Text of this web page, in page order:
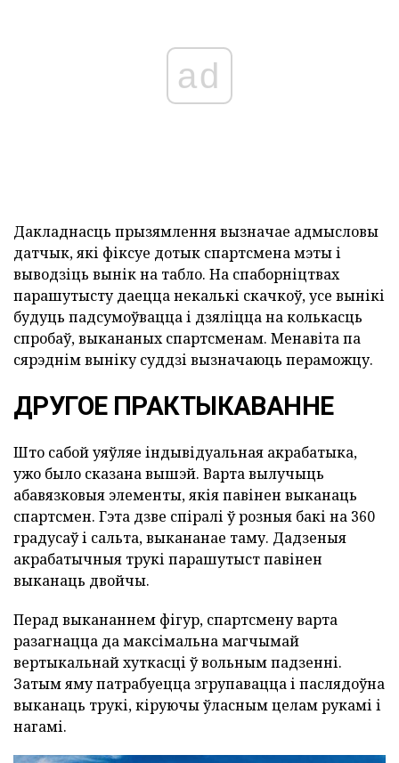
ad
Дакладнасць прызямлення вызначае адмысловы
датчык, які фіксуе дотык спартсмена мэты і
выводзіць вынік на табло. На спаборніцтвах
парашутысту даецца некалькі скачкоў, усе вынікі
будуць падсумоўвацца і дзяліцца на колькасць
спробаў, выкананых спартсменам. Менавіта па
сярэднім выніку суддзі вызначаюць пераможцу.
ДРУГОЕ ПРАКТЫКАВАННЕ
Што сабой уяўляе індывідуальная акрабатыка,
ужо было сказана вышэй. Варта вылучыць
абавязковыя элементы, якія павінен выканаць
спартсмен. Гэта дзве спіралі ў розныя бакі на 360
градусаў і сальта, выкананае таму. Дадзеныя
акрабатычныя трукі парашутыст павінен
выканаць двойчы.
Перад выкананнем фігур, спартсмену варта
разагнацца да максімальна магчымай
вертыкальнай хуткасці ў вольным падзенні.
Затым яму патрабуецца згрупавацца і паслядоўна
выканаць трукі, кіруючы ўласным целам рукамі і
нагамі.